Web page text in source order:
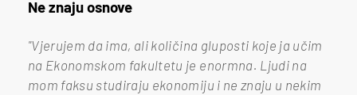
Ne znaju osnove
"Vjerujem da ima, ali količina gluposti koje ja učim
na Ekonomskom fakultetu je enormna. Ljudi na
mom faksu studiraju ekonomiju i ne znaju u nekim